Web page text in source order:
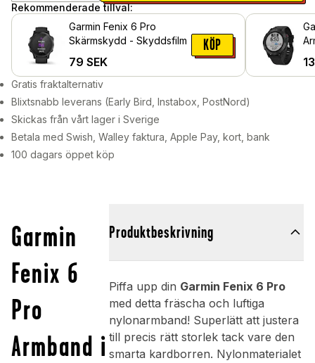
Rekommenderade tillval:
Garmin Fenix 6 Pro
Skärmskydd - Skyddsfilm
79 SEK
KÖP
Gratis fraktalternativ
Blixtsnabb leverans (Early Bird, Instabox, PostNord)
Skickas från vårt lager i Sverige
Betala med Swish, Walley faktura, Apple Pay, kort, bank
100 dagars öppet köp
Garmin
Fenix 6
Pro
Armband i
Produktbeskrivning
Piffa upp din Garmin Fenix 6 Pro
med detta fräscha och luftiga
nylonarmband! Superlätt att justera
till precis rätt storlek tack vare den
smarta kardborren. Nylonmaterialet